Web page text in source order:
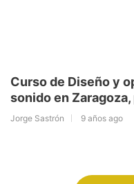
Curso de Diseño y
sonido en
Jorge Sastrón 9 años ago